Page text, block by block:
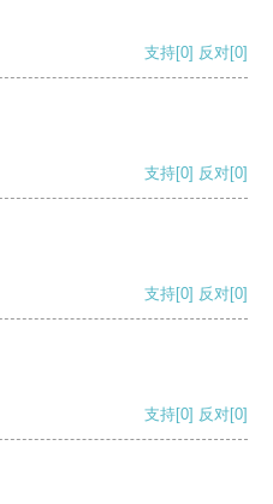
支持[0] 反对[0]
支持[0] 反对[0]
支持[0] 反对[0]
支持[0] 反对[0]